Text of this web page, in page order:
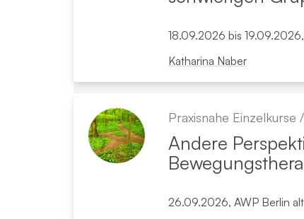
Emotionsfokussierte Therapie
ACT
18.09.2026 bis
Katharina Naber
Praxisnahe Einzelkurse /
Andere
26.09.2026, AWP Berlin